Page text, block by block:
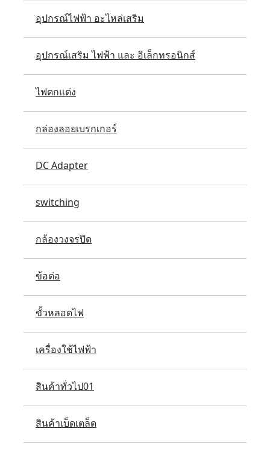
อุปกรณ์ไฟฟ้า อะไหล่เสริม
อุปกรณ์เสริม ไฟฟ้า และ อิเล็กทรอนิกส์
ไฟตกแต่ง
กล่องลอยเบรกเกอร์
DC Adapter
switching
กล้องวงจรปิด
ข้อต่อ
ขั้วหลอดไฟ
เครื่องใช้ไฟฟ้า
สินค้าทั่วไป01
สินค้าเบ็ดเตล็ด